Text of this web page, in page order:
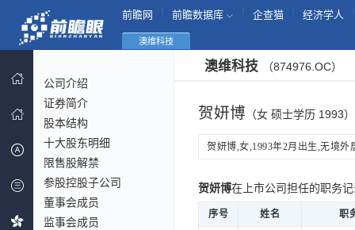
前瞻网 前瞻数据库 企查猫 经济学人
澳维科技
公司介绍
证券简介
股本结构
十大股东明细
限售股解禁
参股控股子公司
董事会成员
监事会成员
澳维科技 （874976.OC）
贺妍博 （女 硕士学历 1993）
贺妍博,女,1993年2月出生,无境
贺妍博在上市公司担任的职务
序号 姓名 职